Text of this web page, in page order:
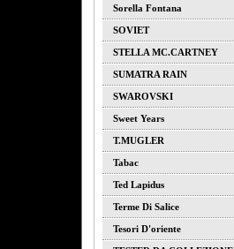
Sorella Fontana
SOVIET
STELLA MC.CARTNEY
SUMATRA RAIN
SWAROVSKI
Sweet Years
T.MUGLER
Tabac
Ted Lapidus
Terme Di Salice
Tesori D'oriente